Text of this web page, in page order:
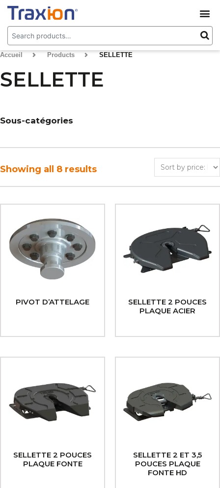
Accueil Products SELLETTE
SELLETTE
Sous-catégories
Showing all 8 results
PIVOT D’ATTELAGE
SELLETTE 2 POUCES
PLAQUE ACIER
SELLETTE 2 POUCES
PLAQUE FONTE
SELLETTE 2 ET 3,5
POUCES PLAQUE
FONTE HD